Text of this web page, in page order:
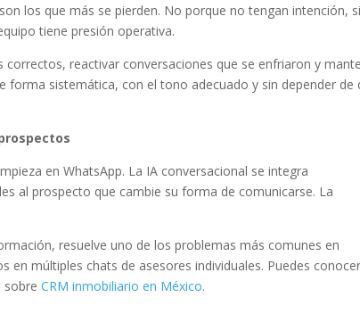
los que más se pierden. No porque no tengan intención,
tiene presión operativa.
reactivar conversaciones que se enfriaron y
sistemática, con el tono adecuado y sin depender de
en WhatsApp. La IA conversacional se integra
al prospecto que cambie su forma de comunicarse. La
resuelve uno de los problemas más comunes en
en múltiples chats de asesores individuales. Puedes conocer
sobre CRM inmobiliario en México.